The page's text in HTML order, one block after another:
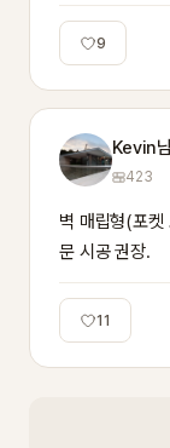
9
Kevin님
423
벽 매립형(포켓
문 시공 권장.
11